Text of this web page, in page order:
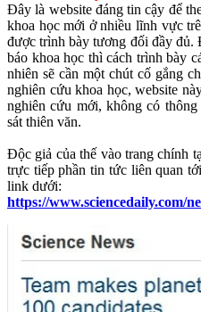
Đây là website đáng tin cậy để
khoa học mới ở nhiều lĩnh vực
được trình bày tương đối đầy
báo khoa học thì cách trình bày
nhiên sẽ cần một chút cố gắng
nghiên cứu khoa học, website
nghiên cứu mới, không có
sát thiên văn.
Độc giả của thế vào trang chính
trực tiếp phần tin tức liên quan
link dưới:
https://www.sciencedaily.com/